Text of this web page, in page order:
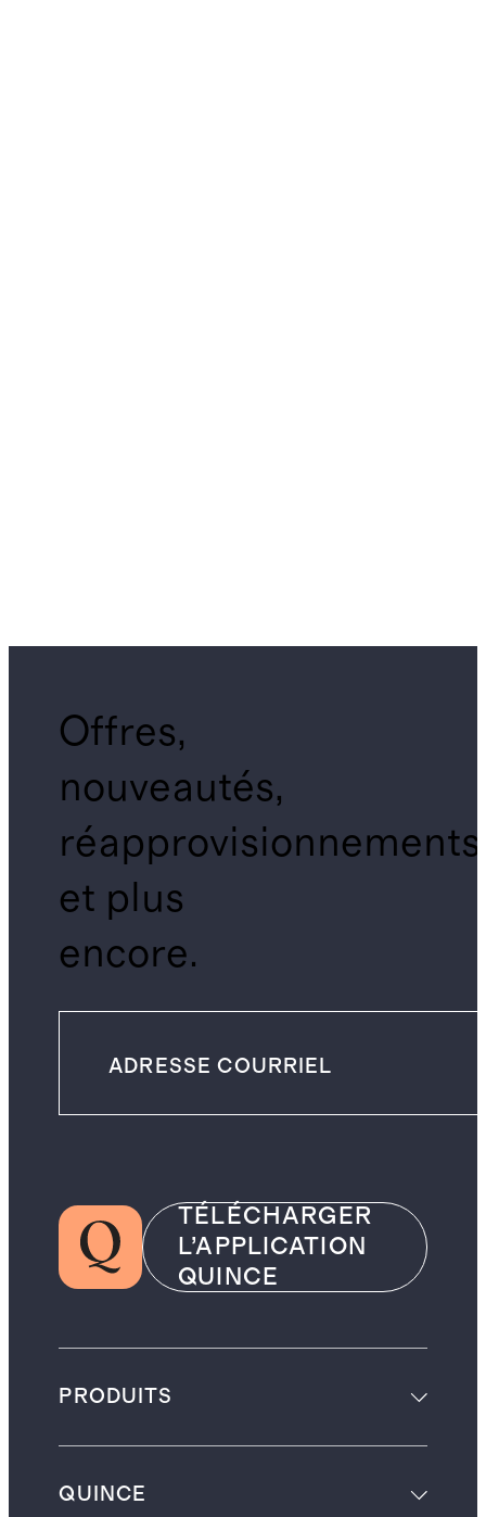
Offres,
nouveautés,
réapprovisionnements
et plus
encore.
TÉLÉCHARGER
L’APPLICATION
QUINCE
PRODUITS
QUINCE